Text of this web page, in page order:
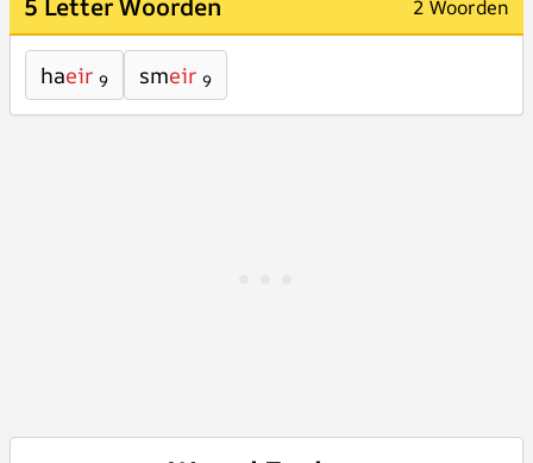
5 Letter Woorden 2 Woorden
haeir 9 smeir 9